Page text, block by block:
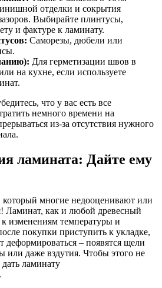
отделки и сокрытия
Выбирайте плинтусы,
и фактуре к ламинату.
Саморезы, дюбели или
Для герметизации швов в
на кухне, если используете
что у вас есть все
немного времени на
из-за отсутствия нужного
ламината: Дайте ему
многие недооценивают или
Ламинат, как и любой древесный
к изменениям температуры и
покупки приступить к укладке,
деформироваться – появятся щели
или даже вздутия. Чтобы этого не
ламинату